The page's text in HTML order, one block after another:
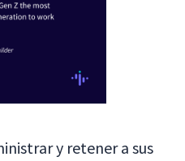
y retener a sus